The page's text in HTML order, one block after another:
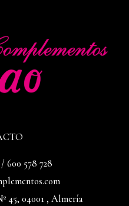
600 578 728
45, 04001 , Almería